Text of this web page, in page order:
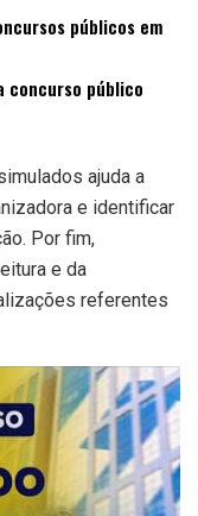
públicos em
concurso público
ajuda a
e identificar
Por fim,
e da
referentes